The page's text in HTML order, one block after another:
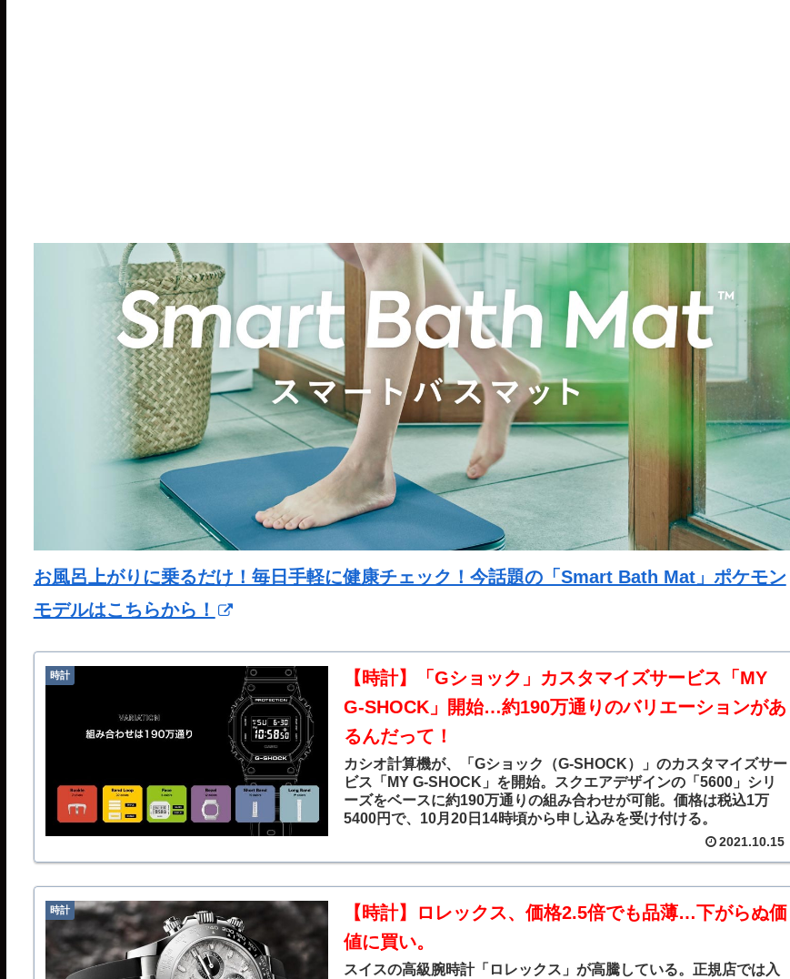
お風呂上がりに乗るだけ！毎日手軽に健康チェック！今話題の「Smart Bath Mat」ポケモン
モデルはこちらから！
時計
【時計】「Gショック」カスタマイズサービス「MY
G-SHOCK」開始…約190万通りのバリエーションがあ
るんだって！
カシオ計算機が、「Gショック（G-SHOCK）」のカスタマイズサー
ビス「MY G-SHOCK」を開始。スクエアデザインの「5600」シリ
ーズをベースに約190万通りの組み合わせが可能。価格は税込1万
5400円で、10月20日14時頃から申し込みを受け付ける。
2021.10.15
時計
【時計】ロレックス、価格2.5倍でも品薄…下がらぬ価
値に買い。
スイスの高級腕時計「ロレックス」が高騰している。正規店では入